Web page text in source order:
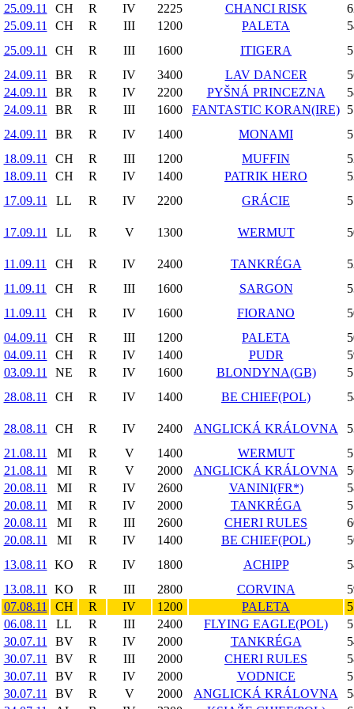
25.09.11
CH R IV 2225 CHANCI RISK
25.09.11
CH R III 1200 PALETA
25.09.11
CH R III 1600 ITIGERA
24.09.11
BR R IV 3400 LAV DANCER
24.09.11
BR R IV 2200 PYŠNÁ PRINCEZNA
24.09.11
BR R III 1600 FANTASTIC KORAN(IRE)
24.09.11
BR R IV 1400 MONAMI
18.09.11
CH R III 1200 MUFFIN
18.09.11
CH R IV 1400 PATRIK HERO
17.09.11
LL R IV 2200 GRÁCIE
17.09.11 LL R V 1300 WERMUT
11.09.11 CH R IV 2400 TANKRÉGA
11.09.11
CH R III 1600 SARGON
11.09.11
CH R IV 1600 FIORANO
04.09.11
CH R III 1200 PALETA
04.09.11
CH R IV 1400 PUDR
03.09.11
NE R IV 1600 BLONDYNA(GB)
28.08.11
CH R IV 1400 BE CHIEF(POL)
28.08.11 CH R IV 2400 ANGLICKÁ KRÁLOVNA
21.08.11
MI R V 1400 WERMUT
21.08.11
MI R V 2000 ANGLICKÁ KRÁLOVNA
20.08.11
MI R IV 2600 VANINI(FR*)
20.08.11
MI R IV 2000 TANKRÉGA
20.08.11
MI R III 2600 CHERI RULES
20.08.11
MI R IV 1400 BE CHIEF(POL)
13.08.11
KO R IV 1800 ACHIPP
13.08.11
KO R III 2800 CORVINA
07.08.11
CH R IV 1200 PALETA
06.08.11
LL R III 2400 FLYING EAGLE(POL)
30.07.11
BV R IV 2000 TANKRÉGA
30.07.11
BV R III 2000 CHERI RULES
30.07.11
BV R IV 2000 VODNICE
30.07.11
BV R V 2000 ANGLICKÁ KRÁLOVNA